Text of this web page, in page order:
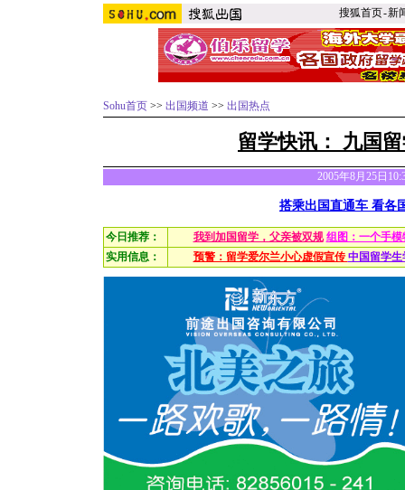
搜狐首页-新
Sohu首页 >> 出国频道 >> 出国热点
留学快讯： 九国
2005年8月25日
搭乘出国直通车 看各
今日推荐： 我到加国留学，父亲被双规 组图：一个手
实用信息：
预警：留学爱尔兰小心虚假宣传 中国留学